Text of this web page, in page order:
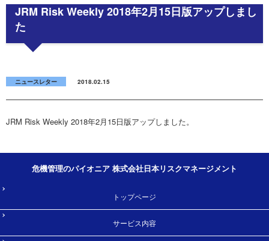
JRM Risk Weekly 2018年2月15日版アップしまし
た
ニュースレター 2018.02.15
JRM Risk Weekly 2018年2月15日版アップしました。
危機管理のパイオニア 株式会社日本リスクマネージメント
トップページ
サービス内容